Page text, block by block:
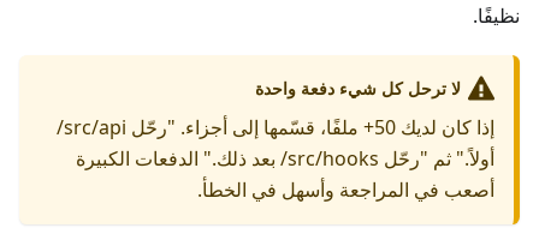
نظيفًا.
لا ترحل كل شيء دفعة واحدة
إذا كان لديك 50+ ملفًا، قسّمها إلى أجزاء. "رحّل src/api/
أولاً." ثم "رحّل src/hooks/ بعد ذلك." الدفعات الكبيرة
أصعب في المراجعة وأسهل في الخطأ.